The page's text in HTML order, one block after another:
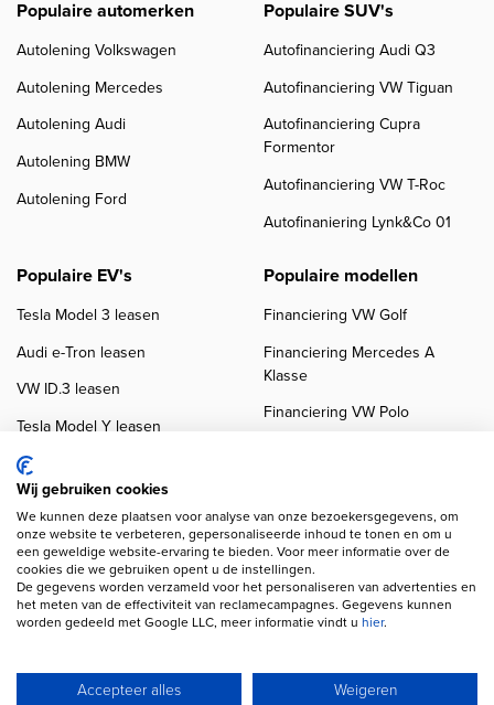
Populaire automerken
Autolening Volkswagen
Autolening Mercedes
Autolening Audi
Autolening BMW
Autolening Ford
Populaire SUV's
Autofinanciering Audi Q3
Autofinanciering VW Tiguan
Autofinanciering Cupra
Formentor
Autofinanciering VW T-Roc
Autofinaniering Lynk&Co 01
Populaire EV's
Tesla Model 3 leasen
Audi e-Tron leasen
VW ID.3 leasen
Tesla Model Y leasen
VW ID.4 leasen
Populaire modellen
Financiering VW Golf
Financiering Mercedes A
Klasse
Financiering VW Polo
Copyright navigation
Klanten beoordelingen
Autobedrijven
Wij gebruiken cookies
We kunnen deze plaatsen voor analyse van onze bezoekersgegevens, om
onze website te verbeteren, gepersonaliseerde inhoud te tonen en om u
een geweldige website-ervaring te bieden. Voor meer informatie over de
cookies die we gebruiken opent u de instellingen.
De gegevens worden verzameld voor het personaliseren van advertenties en
het meten van de effectiviteit van reclamecampagnes. Gegevens kunnen
worden gedeeld met Google LLC, meer informatie vindt u hier.
Accepteer alles Weigeren